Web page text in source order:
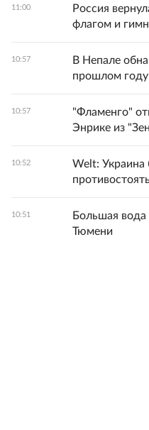
11:00
Россия
флагом и
10:57
В Непале
прошлом году
10:57
"Фламенго"
Энрике из
10:52
Welt:
10:51
Большая вода
Тюмени